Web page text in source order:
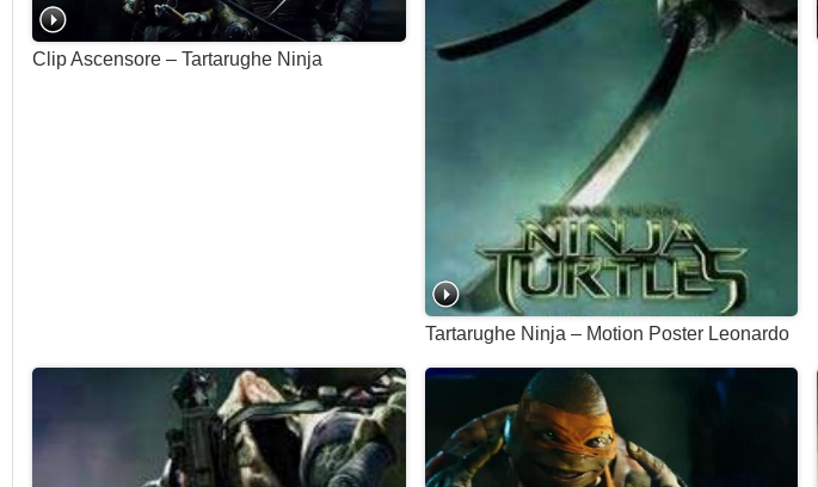
Clip Ascensore – Tartarughe Ninja
Tartarughe Ninja – Motion Poster Leonardo